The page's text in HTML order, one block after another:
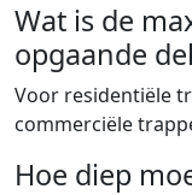
Wat is de
opgaande
Voor residentiële
commerciële
Hoe diep